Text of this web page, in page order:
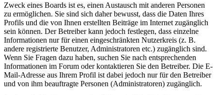
Zweck eines Boards ist es, einen Austausch mit anderen Personen
zu ermöglichen. Sie sind sich daher bewusst, dass die Daten Ihres
Profils und die von Ihnen erstellten Beiträge im Internet zugänglich
sein können. Der Betreiber kann jedoch festlegen, dass einzelne
Informationen nur für einen eingeschränkten Nutzerkreis (z. B.
andere registrierte Benutzer, Administratoren etc.) zugänglich sind.
Wenn Sie Fragen dazu haben, suchen Sie nach entsprechenden
Informationen im Forum oder kontaktieren Sie den Betreiber. Die E-
Mail-Adresse aus Ihrem Profil ist dabei jedoch nur für den Betreiber
und von ihm beauftragte Personen (Administratoren) zugänglich.